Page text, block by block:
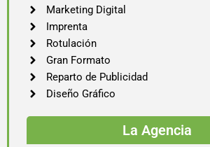
Marketing Digital
Imprenta
Rotulación
Gran Formato
Reparto de Publicidad
Diseño Gráfico
La Agencia